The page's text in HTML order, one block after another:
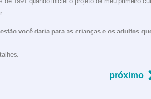
você daria para as crianças e os adultos
próximo